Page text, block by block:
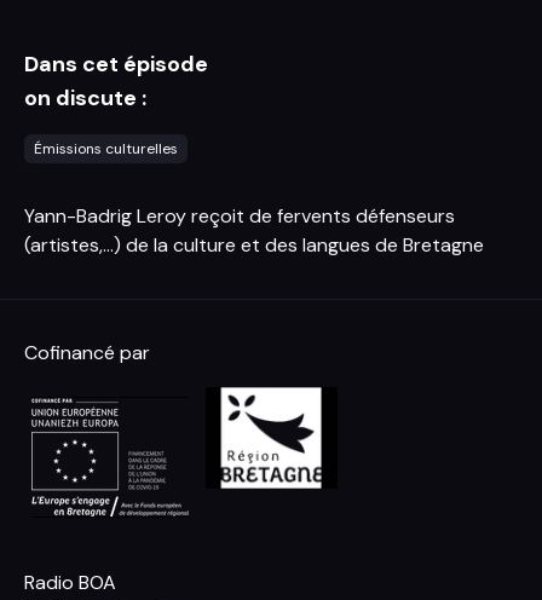
Dans cet épisode
on discute :
Émissions culturelles
Yann-Badrig Leroy reçoit de fervents défenseurs
(artistes,...) de la culture et des langues de Bretagne
Cofinancé par
Radio BOA